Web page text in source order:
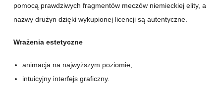
pomocą prawdziwych fragmentów meczów niemieckiej elity, a
nazwy drużyn dzięki wykupionej licencji są autentyczne.
Wrażenia estetyczne
animacja na najwyższym poziomie,
intuicyjny interfejs graficzny.